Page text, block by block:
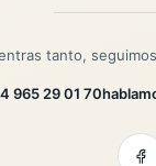
tanto,
965 29 01 70